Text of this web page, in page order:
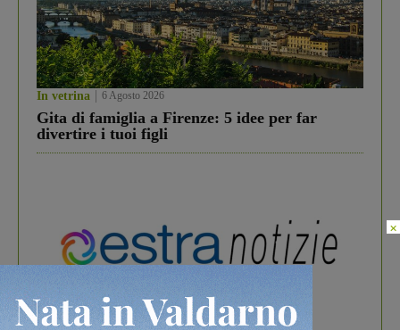
In vetrina 6 Agosto 2026
Gita di famiglia a Firenze: 5 idee per far
divertire i tuoi figli
×